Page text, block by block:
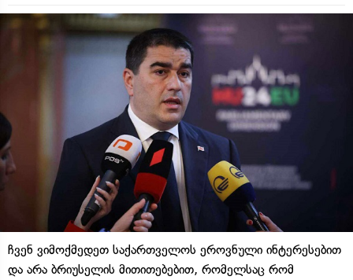
ჩვენ ვიმოქმედეთ საქართველოს ეროვნული ინტერესებით
და არა ბრიუსელის მითითებებით, რომელსაც რომ